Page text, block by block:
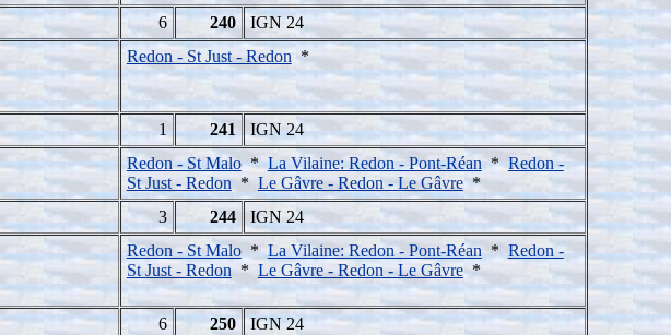
6 240
IGN 24
Redon - St Just - Redon *
1 241
IGN 24
Redon - St Malo*La Vilaine: Redon - Pont-Réan * Redon -
St Just - Redon * Le Gâvre - Redon - Le Gâvre*
3 244
IGN 24
Redon - St Malo*La Vilaine: Redon - Pont-Réan* Redon -
St Just - Redon* Le Gâvre - Redon - Le Gâvre*
6 250
IGN 24